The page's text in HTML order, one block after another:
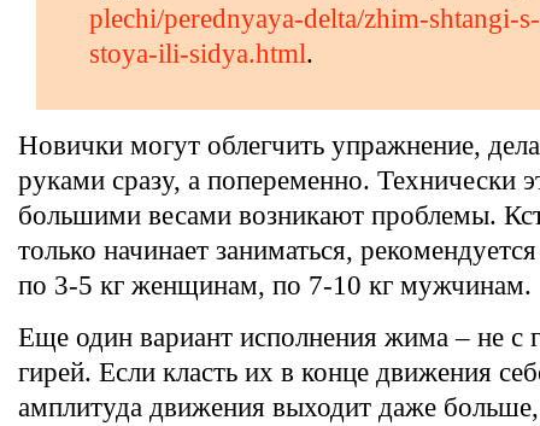
plechi/perednyaya-delta/zhim-shtangi-
stoya-ili-sidya.html.
Новички могут облегчить упражнение,
руками сразу, а попеременно. Технически
большими весами возникают проблемы.
только начинает заниматься,
по 3-5 кг женщинам, по 7-10 кг мужчинам.
Еще один вариант исполнения жима – не с
гирей. Если класть их в конце движения
амплитуда движения выходит даже